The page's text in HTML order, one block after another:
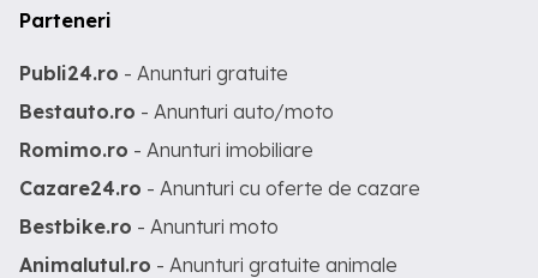
Parteneri
Publi24.ro - Anunturi gratuite
Bestauto.ro - Anunturi auto/moto
Romimo.ro - Anunturi imobiliare
Cazare24.ro - Anunturi cu oferte de cazare
Bestbike.ro - Anunturi moto
Animalutul.ro - Anunturi gratuite animale